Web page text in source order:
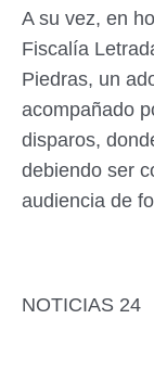
A su vez, en
Fiscalía
Piedras, un
acompañado
disparos,
debiendo ser
audiencia de
NOTICIAS 24